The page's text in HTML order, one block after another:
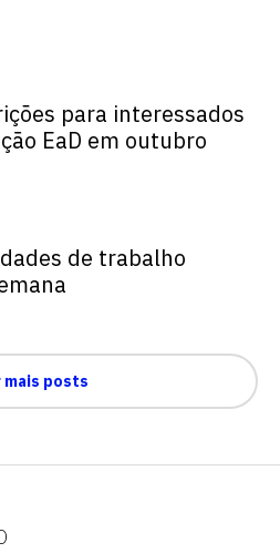
para interessados
EaD em outubro
de trabalho
mais posts